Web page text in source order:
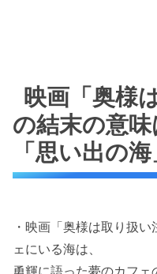
映画「奥様
の結末の意
「思い出の
・映画「奥様は取り扱
ェにいる海は、
勇輝に語った夢のカフ